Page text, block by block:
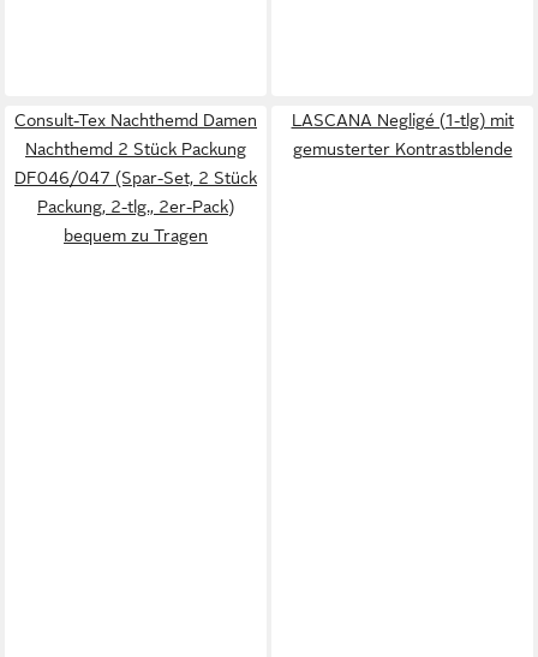
Consult-Tex Nachthemd Damen
Nachthemd 2 Stück Packung
DF046/047 (Spar-Set, 2 Stück
Packung, 2-tlg., 2er-Pack)
bequem zu Tragen
LASCANA Negligé (1-tlg) mit
gemusterter Kontrastblende